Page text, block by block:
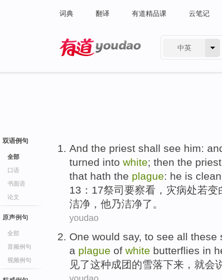
词典 翻译 有道精品课 云笔记
中英
双语例句
全部
口语
书面语
论文
原声例句
全部
音频例句
视频例句
And the priest shall see him:
turned into white; then the
that hath the plague: he is
13：17祭司 要察看 ， 灾病处若变
洁净 ， 他乃洁净了。
youdao
One would say, to see all these
a plague of white butterflies in
见了这种成团的雪落下来， 就会